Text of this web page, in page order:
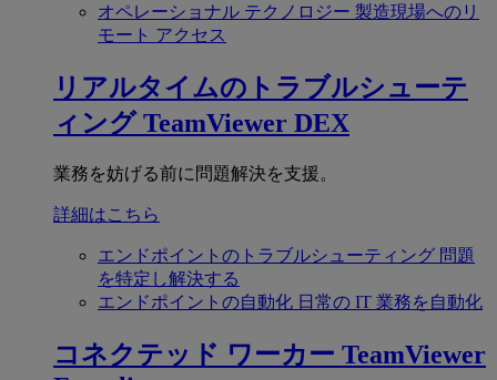
オペレーショナル テクノロジー 製造現場へのリ
モート アクセス
リアルタイムのトラブルシューテ
ィング TeamViewer DEX
業務を妨げる前に問題解決を支援。
詳細はこちら
エンドポイントのトラブルシューティング 問題
を特定し解決する
エンドポイントの自動化 日常の IT 業務を自動化
コネクテッド ワーカー TeamViewer